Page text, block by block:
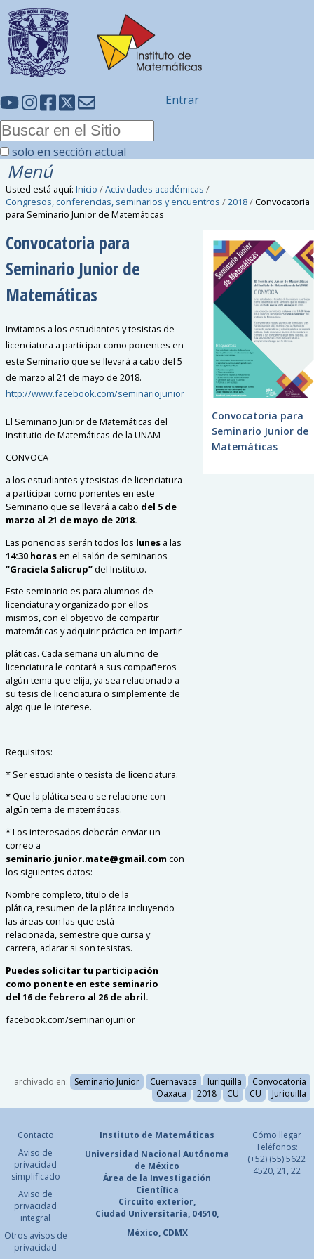
solo en sección actual
Entrar
Menú
Usted está aquí: Inicio /Actividades académicas /
Congresos, conferencias, seminarios y encuentros /2018/Convocatoria
para Seminario Junior de Matemáticas
Convocatoria para
Seminario Junior de
Matemáticas
Invitamos a los estudiantes y tesistas de
licenciatura a participar como ponentes en
este Seminario que se llevará a cabo del 5
de marzo al 21 de mayo de 2018.
http://www.facebook.com/seminariojunior
El Seminario Junior de Matemáticas del
Institutio de Matemáticas de la UNAM
CONVOCA
a los estudiantes y tesistas de licenciatura
a participarcomo ponentes en este
Seminario que se llevará acabo del 5 de
marzo al 21 de mayo de 2018.
Las ponencias serán todos los lunes a las
14:30 horasen el salón de seminarios
“Graciela Salicrup”del Instituto.
Este seminario es para alumnos de
licenciatura yorganizado por ellos
mismos, con el objetivo decompartir
matemáticas y adquirir práctica en impartir
pláticas. Cada semana un alumno de
licenciatura lecontará a sus compañeros
algún tema que elija, ya sea relacionado a
su tesis de licenciatura o simplemente de
algo que le interese.
Requisitos:
* Ser estudiante o tesista de licenciatura.
* Que la plática sea o se relacione con
algúntema de matemáticas.
* Los interesados deberán enviar un
correo a
seminario.junior.mate@gmail.com con
los siguientes datos:
Nombre completo,título de la
plática,resumen de la plática incluyendo
las áreas con las que está
relacionada, semestre que cursa y
carrera, aclarar si son tesistas.
Puedes solicitar tu participación
como ponente en este seminario
del 16 de febrero al 26 de abril.
facebook.com/seminariojunior
Convocatoria para
Seminario Junior de
Matemáticas
archivado en: Seminario Junior Cuernavaca Juriquilla
Convocatoria
Oaxaca
2018 CU CU Juriquilla
Contacto
Aviso de
privacidad
simplificado
Aviso de
privacidad
integral
Otros avisos de
privacidad
Instituto de Matemáticas
Universidad Nacional Autónoma
de México
Área de la Investigación
Científica
Circuito exterior,
Ciudad Universitaria, 04510,
México, CDMX
Cómo llegar
Teléfonos:
(+52) (55) 5622
4520, 21, 22